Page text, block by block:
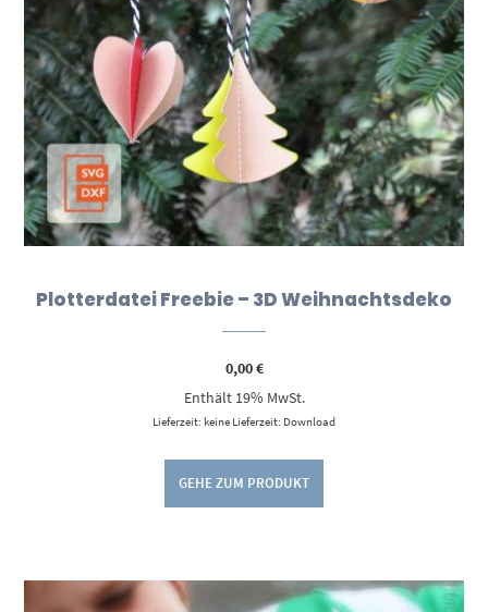
Plotterdatei Freebie – 3D Weihnachtsdeko
0,00€
Enthält 19% MwSt.
Lieferzeit: keine Lieferzeit: Download
GEHE ZUM PRODUKT